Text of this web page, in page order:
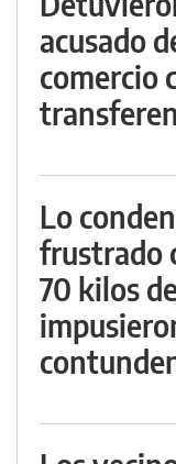
acusado
comercio
Lo
frustrado
70 kilos